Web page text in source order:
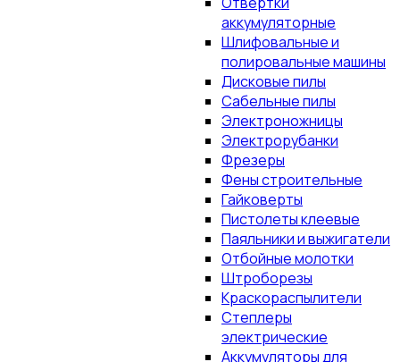
аккумуляторные
Шлифовальные и
полировальные машины
Дисковые пилы
Сабельные пилы
Электроножницы
Электрорубанки
Фрезеры
Фены строительные
Гайковерты
Пистолеты клеевые
Паяльники и выжигатели
Отбойные молотки
Штроборезы
Краскораспылители
Степлеры
электрические
Аккумуляторы для